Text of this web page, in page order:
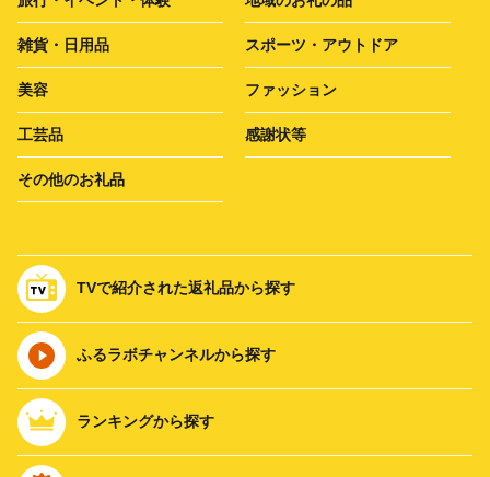
雑貨・日用品 スポーツ・アウトドア
美容 ファッション
工芸品 感謝状等
その他のお礼品
TVで紹介された返礼品から探す
ふるラボチャンネルから探す
ランキングから探す